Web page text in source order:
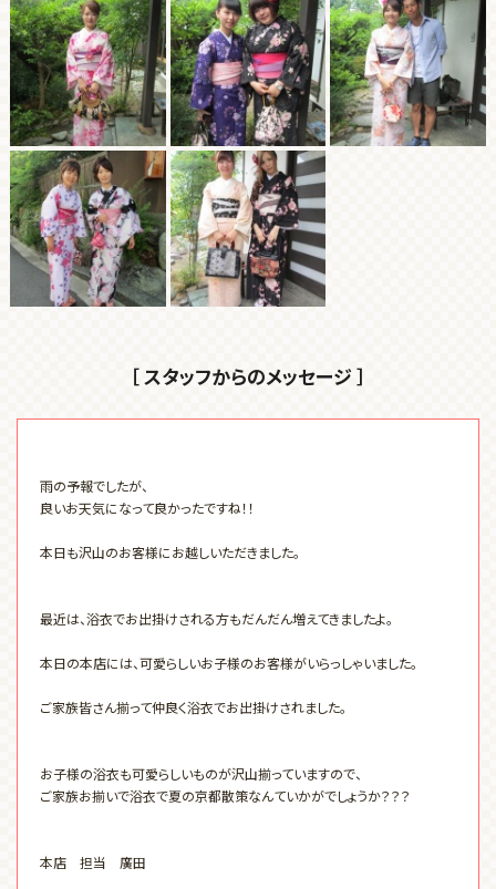
［ スタッフからのメッセージ ］
雨の予報でしたが、
良いお天気になって良かったですね！！
本日も沢山のお客様にお越しいただきました。
最近は、浴衣でお出掛けされる方もだんだん増えてきましたよ。
本日の本店には、可愛らしいお子様のお客様がいらっしゃいました。
ご家族皆さん揃って仲良く浴衣でお出掛けされました。
お子様の浴衣も可愛らしいものが沢山揃っていますので、
ご家族お揃いで浴衣で夏の京都散策なんていかがでしょうか？？？
本店 担当 廣田